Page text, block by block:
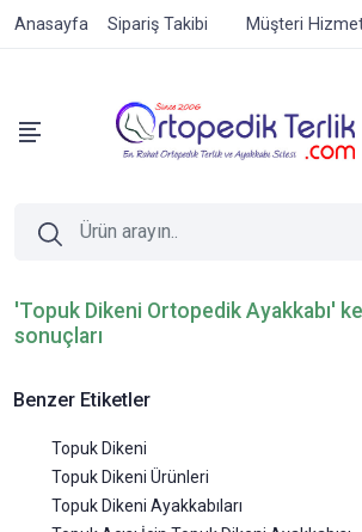
Anasayfa Sipariş Takibi Müşteri
'Topuk Dikeni Ortopedik Ayakkabı'
sonuçları
Benzer Etiketler
Topuk Dikeni
Topuk Dikeni Ürünleri
Topuk Dikeni Ayakkabıları